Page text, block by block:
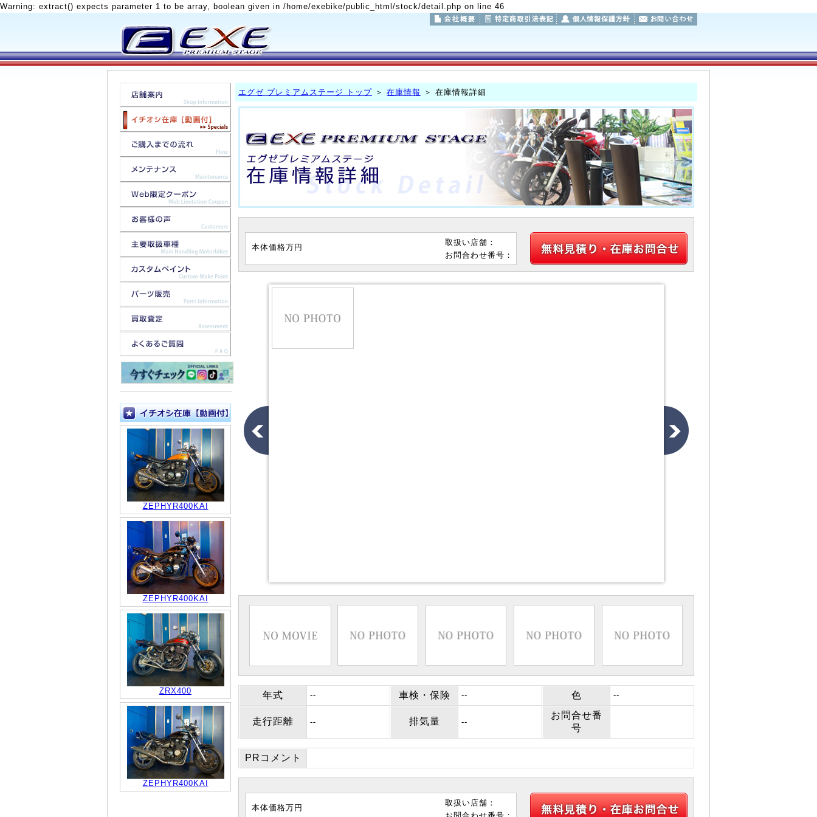
Warning: extract() expects parameter 1 to be array, boolean given in /home/exebike/public_html/stock/detail.php on line 46
ZEPHYR400KAI
ZEPHYR400KAI
ZRX400
ZEPHYR400KAI
エグゼ プレミアムステージ トップ ＞ 在庫情報 ＞ 在庫情報詳細
本体価格万円
取扱い店舗：
お問合わせ番号：
年式 -- 車検・保険 -- 色 --
走行距離 -- 排気量 --
お問合せ番
号
PRコメント
本体価格万円
取扱い店舗：